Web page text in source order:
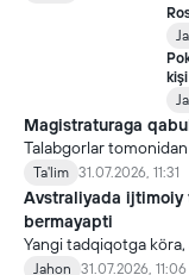
Magistraturaga
Talabgorlar
Ta'lim 31.07.2026, 11:31
Avstraliyada ijtimoiy
bermayapti
Yangi tadqiqotga
qöyilgan taqiqdan
Jahon
31.07.2026, 11:06